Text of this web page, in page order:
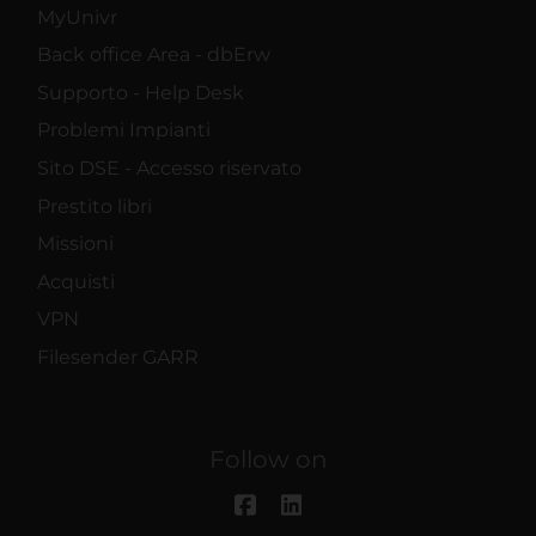
MyUnivr
Back office Area - dbErw
Supporto - Help Desk
Problemi Impianti
Sito DSE - Accesso riservato
Prestito libri
Missioni
Acquisti
VPN
Filesender GARR
Follow on